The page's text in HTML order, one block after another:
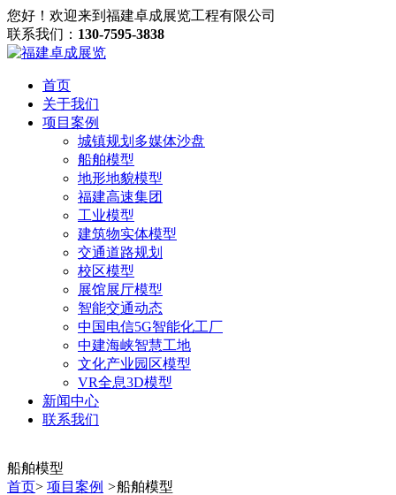
您好！欢迎来到福建卓成展览工程有限公司
联系我们： 130-7595-3838
首页
关于我们
项目案例
城镇规划多媒体沙盘
船舶模型
地形地貌模型
福建高速集团
工业模型
建筑物实体模型
交通道路规划
校区模型
展馆展厅模型
智能交通动态
中国电信5G智能化工厂
中建海峡智慧工地
文化产业园区模型
VR全息3D模型
新闻中心
联系我们
船舶模型
首页> 项目案例 >船舶模型